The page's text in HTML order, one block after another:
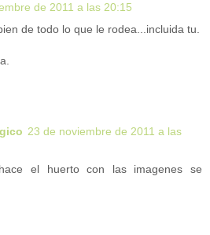
de 2011 a las 20:15
de todo lo que le rodea...incluida tu.
23 de noviembre de 2011 a las
el huerto con las imagenes se